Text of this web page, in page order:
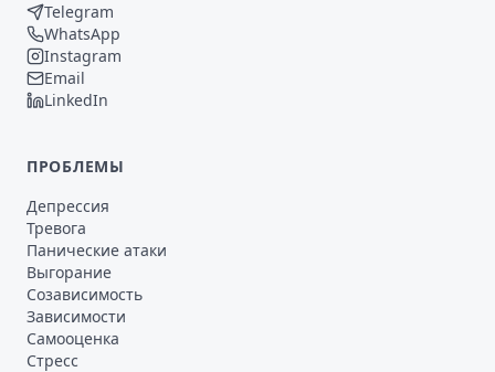
Telegram
WhatsApp
Instagram
Email
LinkedIn
ПРОБЛЕМЫ
Депрессия
Тревога
Панические атаки
Выгорание
Созависимость
Зависимости
Самооценка
Стресс